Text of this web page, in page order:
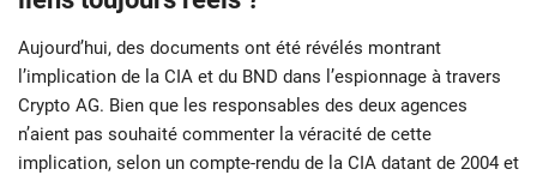
Aujourd’hui, des documents ont été révélés montrant
l’implication de la CIA et du BND dans l’espionnage à travers
Crypto AG. Bien que les responsables des deux agences
n’aient pas souhaité commenter la véracité de cette
implication, selon un compte-rendu de la CIA datant de 2004 et